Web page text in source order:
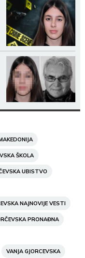
ŠKOLA
UBISTVO
NAJNOVIJE VESTI
PRONAĐNA
VANJA GJORCEVSKA